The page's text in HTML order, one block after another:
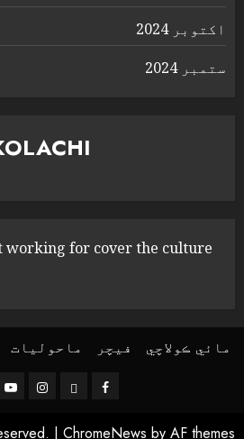
اکتوبر 2024
ستمبر 2024
working for cover the culture
مائي ڪولاچي فیچر ماحولیات
Facebook
| ChromeNews by AF themes.